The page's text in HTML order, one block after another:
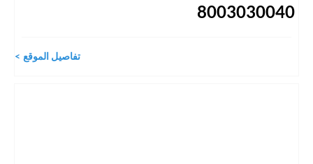
8003030040
تفاصيل الموقع